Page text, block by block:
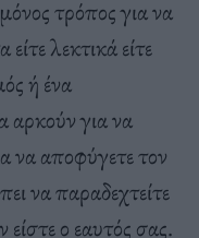
τρόπος για να
λεκτικά είτε
ή ένα
αρκούν για να
να αποφύγετε τον
να παραδεχτείτε
είστε ο εαυτός σας.